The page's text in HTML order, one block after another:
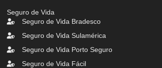
Seguro de Vida
Seguro de Vida Bradesco
Seguro de Vida Sulamérica
Seguro de Vida Porto Seguro
Seguro de Vida Fácil